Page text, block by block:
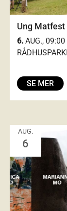
Ung Matfest
6. AUG.,
SE MER
AUG.
6